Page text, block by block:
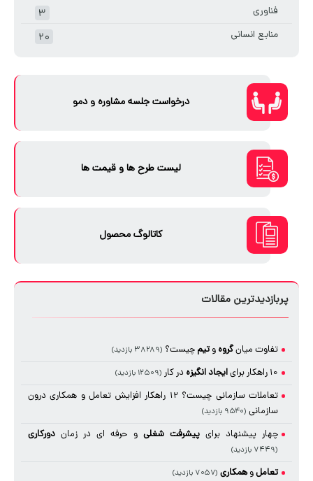
فناوری
۳
منابع انسانی
۲۰
درخواست جلسه مشاوره و دمو
لیست طرح ها و قیمت ها
کاتالوگ محصول
پربازدیدترین مقالات
تفاوت میانگروه وتیم چیست؟ (۳۸۲۸۹ بازدید)
10 راهکار برای ایجادانگیزه در کار (۱۲۵۰۹ بازدید)
تعاملات سازمانی چیست؟ 12 راهکار افزایش تعامل و همکاری درون
سازمانی (۹۵۴۰ بازدید)
چهار پیشنهاد برایپیشرفت شغلی و حرفه ای در زمان دورکاری
(۷۴۴۹ بازدید)
تعاملوهمکاری (۷۰۵۷ بازدید)